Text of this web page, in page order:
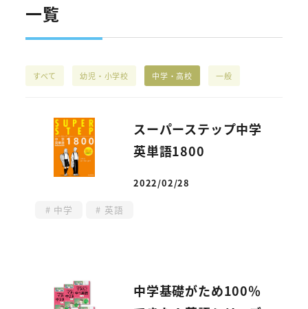
一覧
すべて 幼児・小学校 中学・高校 一般
スーパーステップ中学
英単語1800
投稿日
2022/02/28
中学 英語
中学基礎がため100％